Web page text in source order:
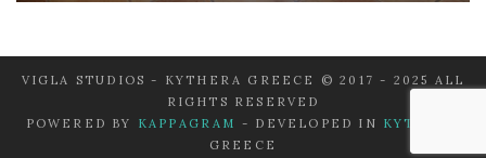
VIGLA STUDIOS - KYTHERA GREECE © 2017 - 2025 ALL
RIGHTS RESERVED
POWERED BY KAPPAGRAM - DEVELOPED IN KYTHERA
GREECE